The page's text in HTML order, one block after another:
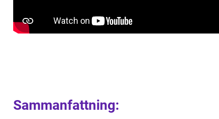
Sammanfattning: